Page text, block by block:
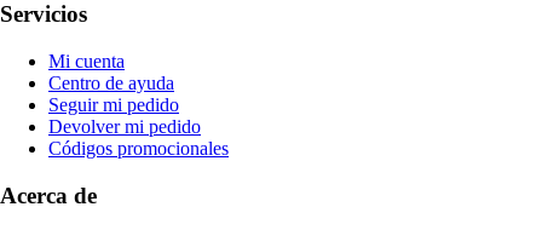
Servicios
Mi cuenta
Centro de ayuda
Seguir mi pedido
Devolver mi pedido
Códigos promocionales
Acerca de